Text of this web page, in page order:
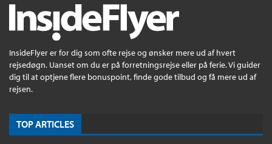
InsideFlyer er for dig som ofte rejse og ønsker mere ud af hvert
rejsedøgn. Uanset om du er på forretningsrejse eller på ferie. Vi guider
dig til at optjene flere bonuspoint, finde gode tilbud og få mere ud af
rejsen.
TOP ARTICLES